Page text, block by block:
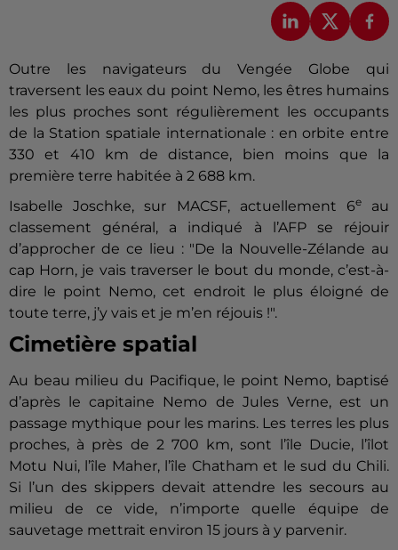
Outre les navigateurs du Vengée Globe qui
traversent les eaux du point Nemo, les êtres humains
les plus proches sont régulièrement les occupants
de la Station spatiale internationale : en orbite entre
330 et 410 km de distance, bien moins que la
première terre habitée à 2 688 km.
Isabelle Joschke, sur MACSF, actuellement 6eau
classement général, a indiqué à l’AFP se réjouir
d’approcher de ce lieu : "De la Nouvelle-Zélande au
cap Horn, je vais traverser le bout du monde, c’est-à-
dire le point Nemo, cet endroit le plus éloigné de
toute terre, j’y vais et je m’en réjouis !".
Cimetière spatial
Au beau milieu du Pacifique, le point Nemo, baptisé
d’après le capitaine Nemo de Jules Verne, est un
passage mythique pour les marins. Les terres les plus
proches, à près de 2 700 km, sont l’île Ducie, l’îlot
Motu Nui, l’île Maher, l’île Chatham et le sud du Chili.
Si l’un des skippers devait attendre les secours au
milieu de ce vide, n’importe quelle équipe de
sauvetage mettrait environ 15 jours à y parvenir.